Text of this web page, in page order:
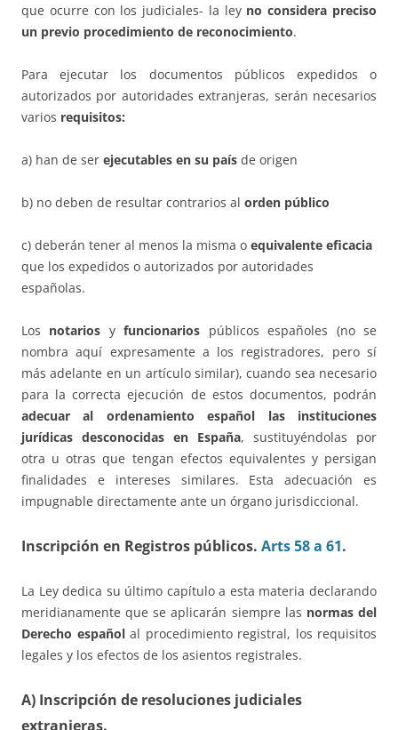
que ocurre con los judiciales- la ley no considera preciso
un previo procedimiento de reconocimiento.
Para ejecutar los documentos públicos expedidos o
autorizados por autoridades extranjeras, serán necesarios
varios requisitos:
a) han de ser ejecutables en su país de origen
b) no deben de resultar contrarios al orden público
c) deberán tener al menos la misma o equivalente eficacia
que los expedidos o autorizados por autoridades
españolas.
Los notarios yfuncionarios públicos españoles (no se
nombra aquí expresamente a los registradores, pero sí
más adelante en un artículo similar), cuando sea necesario
para la correcta ejecución de estos documentos, podrán
adecuar al ordenamiento español las instituciones
jurídicas desconocidas en España, sustituyéndolas por
otra u otras que tengan efectos equivalentes y persigan
finalidades e intereses similares. Esta adecuación es
impugnable directamente ante un órgano jurisdiccional.
Inscripción en Registros públicos. Arts 58 a 61.
La Ley dedica su último capítulo a esta materia declarando
meridianamente que se aplicarán siempre las normas del
Derecho españolal procedimiento registral, los requisitos
legales y los efectos de los asientos registrales.
A) Inscripción de resoluciones judiciales
extranjeras.